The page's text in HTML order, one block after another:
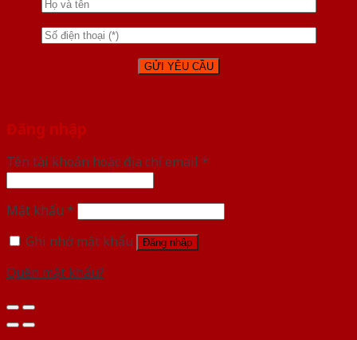
Đăng nhập
Tên tài khoản hoặc địa chỉ email *
Mật khẩu *
Ghi nhớ mật khẩu
Đăng nhập
Quên mật khẩu?